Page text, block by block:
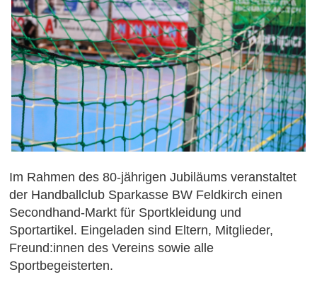
Im Rahmen des 80-jährigen Jubiläums veranstaltet
der Handballclub Sparkasse BW Feldkirch einen
Secondhand-Markt für Sportkleidung und
Sportartikel. Eingeladen sind Eltern, Mitglieder,
Freund:innen des Vereins sowie alle
Sportbegeisterten.